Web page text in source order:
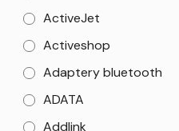
ActiveJet
Activeshop
Adaptery bluetooth
ADATA
Addlink